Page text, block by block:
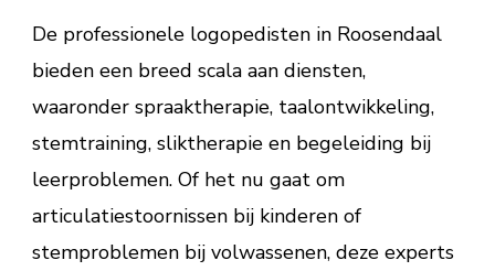
De professionele logopedisten in Roosendaal
bieden een breed scala aan diensten,
waaronder spraaktherapie, taalontwikkeling,
stemtraining, sliktherapie en begeleiding bij
leerproblemen. Of het nu gaat om
articulatiestoornissen bij kinderen of
stemproblemen bij volwassenen, deze experts